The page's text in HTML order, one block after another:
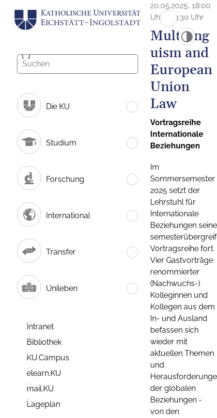
Die KU
Studium
Forschung
International
Transfer
Unileben
Intranet
Bibliothek
KU.Campus
elearn.KU
mail.KU
Lageplan
20.05.2025, 18:00
Uhr - 19:30 Uhr
Multiling
uism and
European
Union
Law
Vortragsreihe
Internationale
Beziehungen
Im
Sommersemester
2025 setzt der
Lehrstuhl für
Internationale
Beziehungen seine
Vortragsreihe fort.
Vier Gastvorträge
renommierter
(Nachwuchs-)
Kolleginnen und
Kollegen aus dem
In- und Ausland
befassen sich
wieder mit
aktuellen Themen
und
der globalen
Beziehungen -
von den